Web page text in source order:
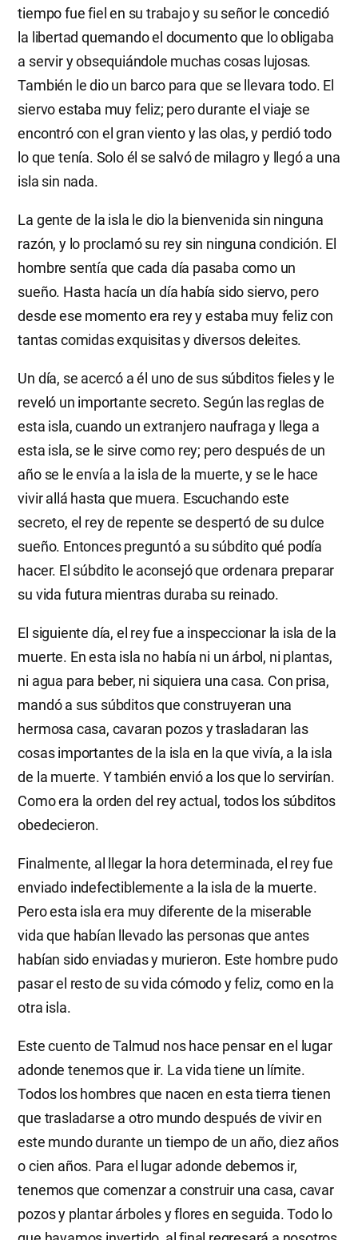
tiempo fue fiel en su trabajo y su señor le concedió
la libertad quemando el documento que lo obligaba
a servir y obsequiándole muchas cosas lujosas.
También le dio un barco para que se llevara todo. El
siervo estaba muy feliz; pero durante el viaje se
encontró con el gran viento y las olas, y perdió todo
lo que tenía. Solo él se salvó de milagro y llegó a una
isla sin nada.
La gente de la isla le dio la bienvenida sin ninguna
razón, y lo proclamó su rey sin ninguna condición. El
hombre sentía que cada día pasaba como un
sueño. Hasta hacía un día había sido siervo, pero
desde ese momento era rey y estaba muy feliz con
tantas comidas exquisitas y diversos deleites.
Un día, se acercó a él uno de sus súbditos fieles y le
reveló un importante secreto. Según las reglas de
esta isla, cuando un extranjero naufraga y llega a
esta isla, se le sirve como rey; pero después de un
año se le envía a la isla de la muerte, y se le hace
vivir allá hasta que muera. Escuchando este
secreto, el rey de repente se despertó de su dulce
sueño. Entonces preguntó a su súbdito qué podía
hacer. El súbdito le aconsejó que ordenara preparar
su vida futura mientras duraba su reinado.
El siguiente día, el rey fue a inspeccionar la isla de la
muerte. En esta isla no había ni un árbol, ni plantas,
ni agua para beber, ni siquiera una casa. Con prisa,
mandó a sus súbditos que construyeran una
hermosa casa, cavaran pozos y trasladaran las
cosas importantes de la isla en la que vivía, a la isla
de la muerte. Y también envió a los que lo servirían.
Como era la orden del rey actual, todos los súbditos
obedecieron.
Finalmente, al llegar la hora determinada, el rey fue
enviado indefectiblemente a la isla de la muerte.
Pero esta isla era muy diferente de la miserable
vida que habían llevado las personas que antes
habían sido enviadas y murieron. Este hombre pudo
pasar el resto de su vida cómodo y feliz, como en la
otra isla.
Este cuento de Talmud nos hace pensar en el lugar
adonde tenemos que ir. La vida tiene un límite.
Todos los hombres que nacen en esta tierra tienen
que trasladarse a otro mundo después de vivir en
este mundo durante un tiempo de un año, diez años
o cien años. Para el lugar adonde debemos ir,
tenemos que comenzar a construir una casa, cavar
pozos y plantar árboles y flores en seguida. Todo lo